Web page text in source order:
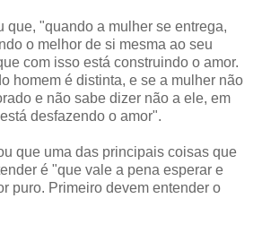
que, "quando a mulher se entrega,
o melhor de si mesma ao seu
com isso está construindo o amor.
homem é distinta, e se a mulher não
e não sabe dizer não a ele, em
desfazendo o amor".
que uma das principais coisas que
é "que vale a pena esperar e
puro. Primeiro devem entender o